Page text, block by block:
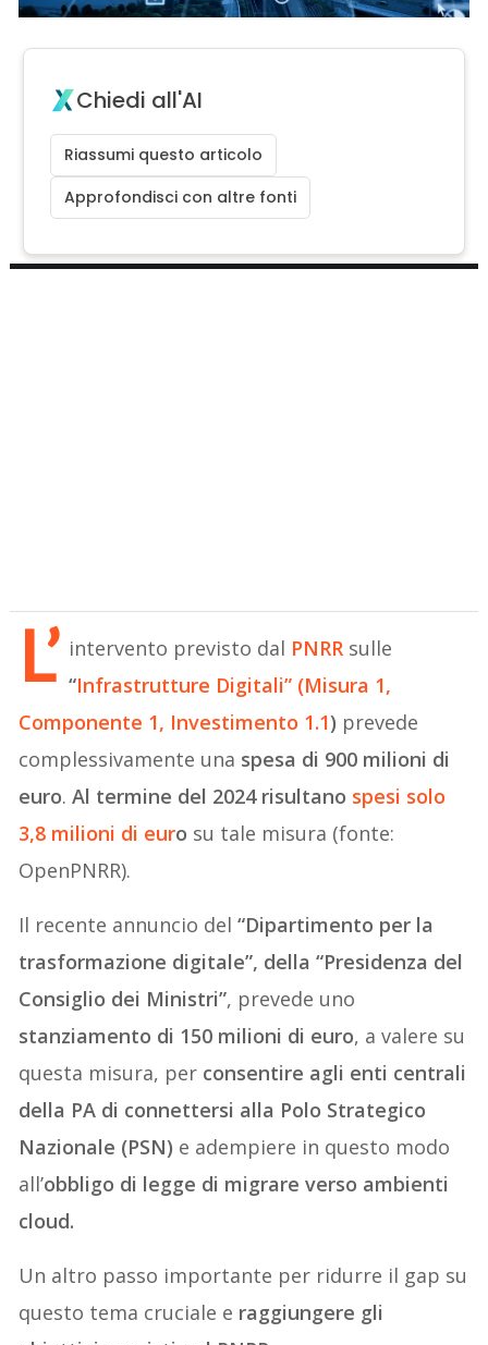
Chiedi all'AI
Riassumi questo articolo
Approfondisci con altre fonti
L’ intervento previsto dal PNRR sulle
“Infrastrutture Digitali” (Misura 1,
Componente 1, Investimento 1.1) prevede
complessivamente una spesa di 900 milioni di
euro.Al termine del 2024 risultano spesi solo
3,8 milioni di euro su tale misura (fonte:
OpenPNRR).
Il recente annuncio del“Dipartimento per la
trasformazione digitale”, della “Presidenza del
Consiglio dei Ministri”, prevede uno
stanziamento di 150 milioni di euro, a valere su
questa misura, per consentire agli enti centrali
della PA di connettersi alla Polo Strategico
Nazionale (PSN) e adempiere in questo modo
all’obbligo di legge di migrare verso ambienti
cloud.
Un altro passo importante per ridurre il gap su
questo tema cruciale e raggiungere gli